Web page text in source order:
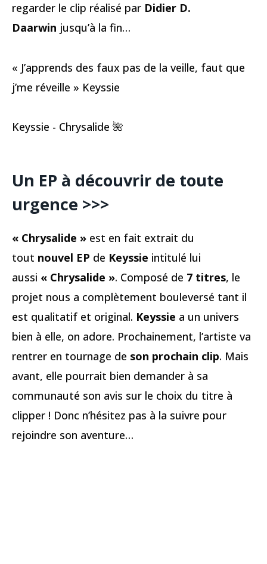
regarder le clip réalisé par Didier D.
Daarwin jusqu’à la fin…
« J’apprends des faux pas de la veille, faut que
j’me réveille » Keyssie
Keyssie - Chrysalide 🌺
Un EP à découvrir de toute
urgence >>>
« Chrysalide » est en fait extrait du
tout nouvel EP de Keyssie intitulé lui
aussi « Chrysalide ». Composé de 7 titres, le
projet nous a complètement bouleversé tant il
est qualitatif et original. Keyssie a un univers
bien à elle, on adore. Prochainement, l’artiste va
rentrer en tournage de son prochain clip. Mais
avant, elle pourrait bien demander à sa
communauté son avis sur le choix du titre à
clipper ! Donc n’hésitez pas à la suivre pour
rejoindre son aventure…